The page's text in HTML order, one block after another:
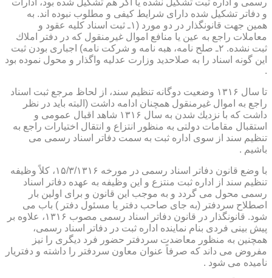
رسمی و اداره ثبت تشكیل نشده یا اگر هم تشكیل شده بود، ادارات
و دفاتر تشكیل شده دارای شرایط كیفی و مطلوب نبوده اند. به
همین جهت قانونگذار در دو مورد (۱ـ ثبت اسناد كلیه عقود و
معاملات راجع به عین یا منافع اموال غیرمنقول كه در دفتر املاك
ثبت نشده. ۲ـ صلح نامه، هبه نامه و شركت نامه) اجباری بودن ثبت
این گونه اسناد را به صلاحدید وزارت عدلیه واگذار و محول نموده بود
.
تا سال ۱۳۱۶ وضعیت دوگانه تنظیم سند، از لحاظ مرجع ثبت اسناد
راجع به اموال غیرمنقول همچنان ادامه داشت (البته باید در نظر
داشت كه با نزدیك شدن به سال ۱۳۱۶ شاهد اقبال عمومی و
استقبال مقامات دولتی به منظور انتزاع و انتقال اختیارات راجع به
تنظیم سند از سوی اداره ثبت به سمت دفاتر اسناد رسمی می
باشیم .
با وضع قانون دفاتر اسناد رسمی در مورخه ۱۵/۳/۱۳۱۶، كلاً وظیفه
تنظیم سند از اداره ثبت منتزع و این وظیفه به عهده دفاتر اسناد
رسمی محول می گردد و به موجب این قانون و برای اولین بار
اصطلاح سردفتر (به جای صاحب دفتر یا مسئول دفتر ) باب می
شود. قانونگذار در قانون دفاتر اسناد رسمی مصوب ۱۳۱۶، علاوه بر
پیش بینی فردی بنام نماینده اداره ثبت در دفاتر اسناد رسمی،
همچنین به منظور معاضدت سردفتر حضور فرد دیگری را نیز
مفروض می داند كه صرفاً عنوان معاون سردفتر را داشته و دفتریار
نامیده می شود .